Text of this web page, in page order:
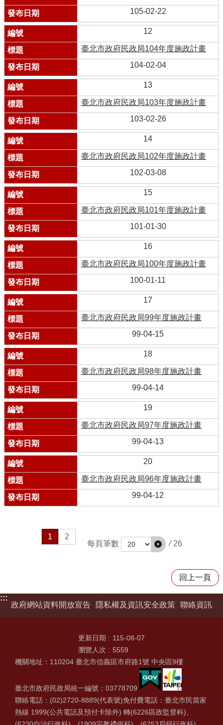
105-02-22
12
臺北市政府民政局104年度施政計畫
104-02-04
13
臺北市政府民政局103年度施政計畫
103-02-26
14
臺北市政府民政局102年度施政計畫
102-03-08
15
臺北市政府民政局101年度施政計畫
101-01-30
16
臺北市政府民政局100年度施政計畫
100-01-11
17
臺北市政府民政局99年度施政計畫
99-04-15
18
臺北市政府民政局98年度施政計畫
99-04-14
19
臺北市政府民政局97年度施政計畫
99-04-13
20
臺北市政府民政局96年度施政計畫
99-04-12
1
2
每頁筆數
/ 26
回上一頁
:::
政府網站資料開放宣告
隱私權及資訊安全政策 聯絡資訊
更新日期
115-08-07
瀏覽人次
5559
機關地址：110204 臺北市信義區市府路1號 中央區9樓
臺北市政府民政局統一編號：03778709
聯絡電話：(02)2720-8889(代表號)免付費電話：臺北市民當家
熱線 1999(公共電話及預付卡除外) 轉(6226區政監督科)、